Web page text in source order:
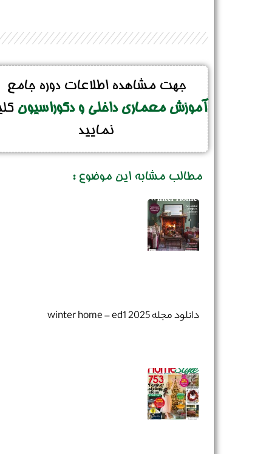
جهت مشاهده اطلاعات دوره جامع
آموزش معماری داخلی و دکوراسیون
نمایید
مطالب مشابه این موضوع :
دانلود مجله winter home – ed1 2025